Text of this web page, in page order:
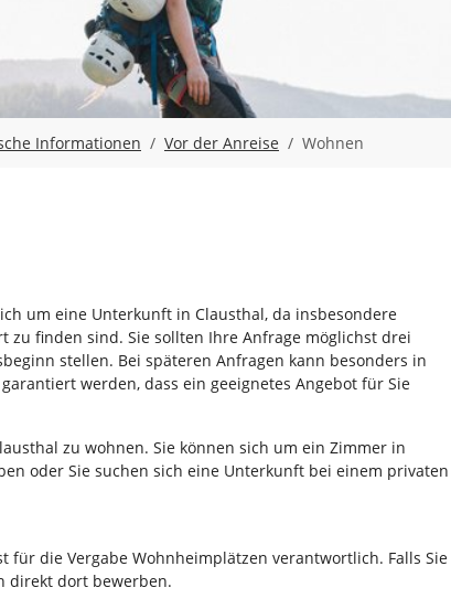
Informationen Vor der Anreise Wohnen
um eine Unterkunft in Clausthal, da insbesondere
finden sind. Sie sollten Ihre Anfrage möglichst drei
stellen. Bei späteren Anfragen kann besonders in
werden, dass ein geeignetes Angebot für Sie
zu wohnen. Sie können sich um ein Zimmer in
oder Sie suchen sich eine Unterkunft bei einem privaten
für die Vergabe Wohnheimplätzen verantwortlich. Falls Sie
direkt dort bewerben.